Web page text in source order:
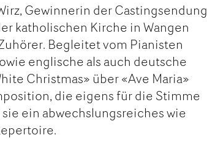
Gewinnerin der Castingsendung
katholischen Kirche in Wangen
Begleitet vom Pianisten
englische als auch deutsche
Christmas» über «Ave Maria»
die eigens für die Stimme
ein abwechslungsreiches wie